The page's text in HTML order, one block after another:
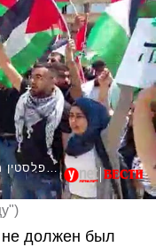
591652#מחאה באוניברסיטת בן גוריון: דגלי פלסטין מצד אחד ומצד שני דגלי ישראל
)
не должен был